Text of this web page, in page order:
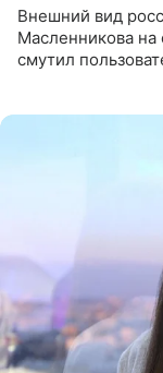
Внешний вид
Масленникова на
смутил